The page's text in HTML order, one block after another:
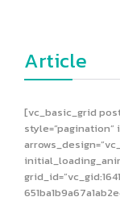
Article
[vc_basic_grid
style=”pagination”